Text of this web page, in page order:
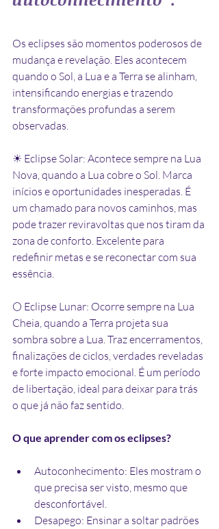
Os eclipses são momentos poderosos de
mudança e revelação. Eles acontecem
quando o Sol, a Lua e a Terra se alinham,
intensificando energias e trazendo
transformações profundas a serem
observadas.
☀ Eclipse Solar: Acontece sempre na Lua
Nova, quando a Lua cobre o Sol. Marca
inícios e oportunidades inesperadas. É
um chamado para novos caminhos, mas
pode trazer reviravoltas que nos tiram da
zona de conforto. Excelente para
redefinir metas e se reconectar com sua
essência.
🌕 Eclipse Lunar: Ocorre sempre na Lua
Cheia, quando a Terra projeta sua
sombra sobre a Lua. Traz encerramentos,
finalizações de ciclos, verdades reveladas
e forte impacto emocional. É um período
de libertação, ideal para deixar para trás
o que já não faz sentido.
O que aprender com os eclipses?
Autoconhecimento: Eles mostram o
que precisa ser visto, mesmo que
desconfortável.
Desapego: Ensinar a soltar padrões